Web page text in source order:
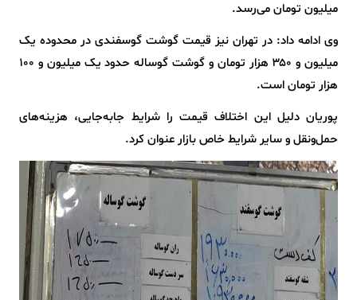
میلیون تومان می‌رسد.
وی ادامه داد: در تهران نیز قیمت گوشت گوسفندی در محدوده یک
میلیون و ۳۵۰ هزار تومان و گوشت گوساله حدود یک میلیون و ۱۰۰
هزار تومان است.
پوریان دلیل این اختلاف قیمت را شرایط جابه‌جایی، هزینه‌های
حمل‌ونقل و سایر شرایط خاص بازار عنوان کرد.